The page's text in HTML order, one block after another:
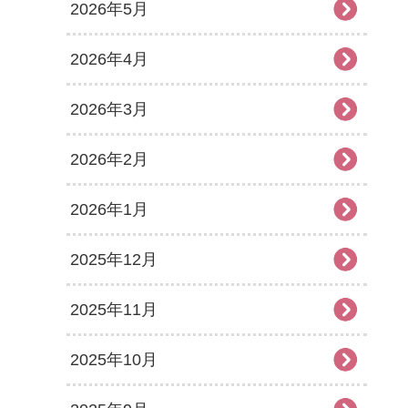
2026年5月
2026年4月
2026年3月
2026年2月
2026年1月
2025年12月
2025年11月
2025年10月